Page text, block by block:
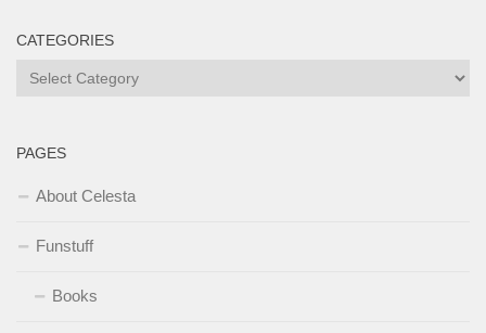
CATEGORIES
Categories
PAGES
About Celesta
Funstuff
Books